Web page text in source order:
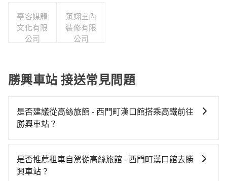
臺客媒體
文化有限
公司
筑翊室內
裝修有限
公司
勝興車站 接送常見問題
是否建議從高絲旅館 - 西門町漢口館搭乘高鐵前往
勝興車站？
高鐵較貴、費時、轉車麻煩！從最早06:26一直到
23:00，台北-苗栗一天最多有30班次高鐵可搭乘。假設
是否推薦租車自駕從高絲旅館 - 西門町漢口館去勝
興車站？